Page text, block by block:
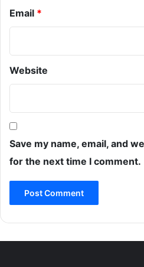
Email *
Website
Save my name, email, and
for the next time I comment.